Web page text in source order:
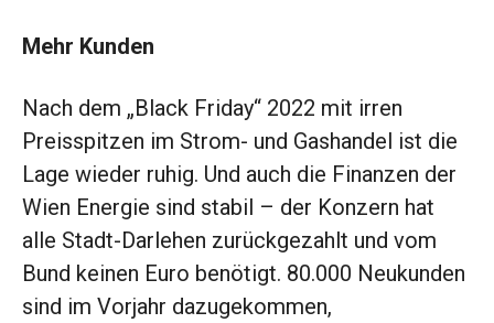
Mehr Kunden
Nach dem „Black Friday“ 2022 mit irren
Preisspitzen im Strom- und Gashandel ist die
Lage wieder ruhig. Und auch die Finanzen der
Wien Energie sind stabil – der Konzern hat
alle Stadt-Darlehen zurück­gezahlt und vom
Bund keinen Euro benötigt. 80.000 Neukunden
sind im Vorjahr dazugekommen,